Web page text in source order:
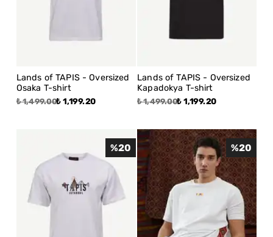
Lands of TAPIS - Oversized
Osaka T-shirt
₺ 1,499.00₺ 1,199.20
Lands of TAPIS - Oversized
Kapadokya T-shirt
₺ 1,499.00₺ 1,199.20
%20 %20